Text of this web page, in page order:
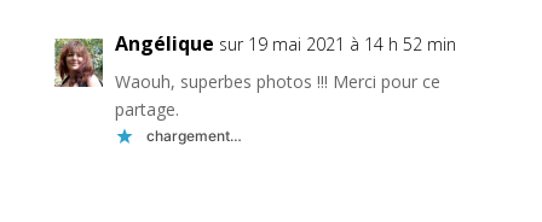
Angélique sur 19 mai 2021 à 14 h 52 min
Waouh, superbes photos !!! Merci pour ce
partage.
chargement…